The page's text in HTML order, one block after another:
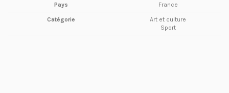
Pays France
Catégorie
Art et culture
Sport